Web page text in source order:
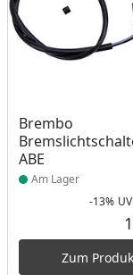
Brembo
ABE
Produkt am Lager
Am Lager
-13%
Zum